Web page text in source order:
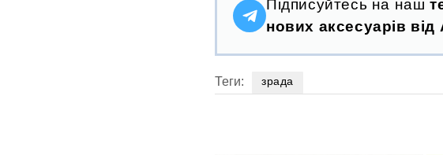
Підписуйтесь на наш
нових аксесуарів
Теги: зрада